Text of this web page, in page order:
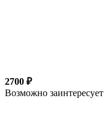
2700 ₽
Возможно заинтересует